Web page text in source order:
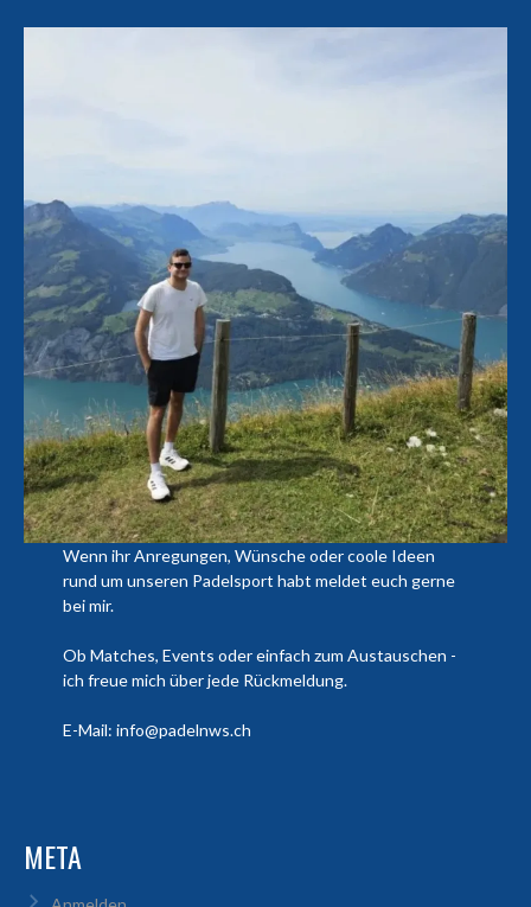
Wenn ihr Anregungen, Wünsche oder coole Ideen
rund um unseren Padelsport habt meldet euch gerne
bei mir.
Ob Matches, Events oder einfach zum Austauschen -
ich freue mich über jede Rückmeldung.
E-Mail: info@padelnws.ch
META